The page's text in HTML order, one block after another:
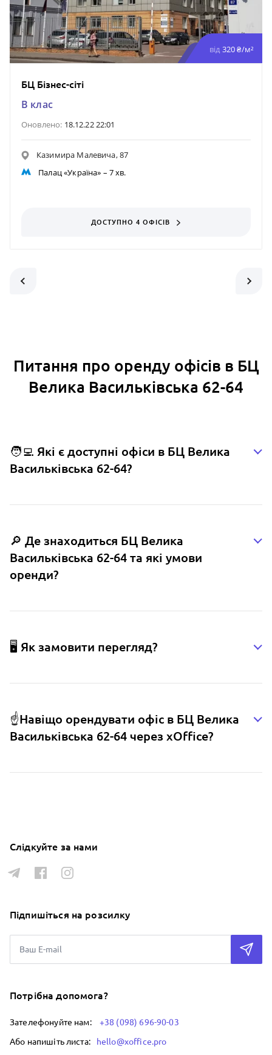
від 320 ₴/м²
БЦ Бізнес-сіті
B клас
Оновлено: 18.12.22 22:01
Казимира Малевича, 87
Палац «Україна» – 7 хв.
ДОСТУПНО 4 ОФІСІВ
Питання про оренду офісів в БЦ
Велика Васильківська 62-64
🧑‍💻 Які є доступні офіси в БЦ Велика
Васильківська 62-64?
🔎 Де знаходиться БЦ Велика
Васильківська 62-64 та які умови
оренди?
🖥️ Як замовити перегляд?
☝️Навіщо орендувати офіс в БЦ Велика
Васильківська 62-64 через xOffice?
Слідкуйте за нами
Підпишіться на розсилку
Потрібна допомога?
Зателефонуйте нам:
+38 (098) 696-90-03
Або напишіть листа:
hello@xoffice.pro